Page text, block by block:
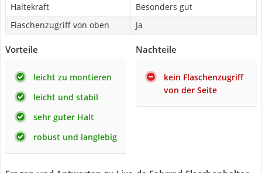
Haltekraft
Besonders gut
Flaschenzugriff von oben
Ja
Vorteile
leicht zu montieren
leicht und stabil
sehr guter Halt
robust und langlebig
Nachteile
kein Flaschenzugriff
von der Seite